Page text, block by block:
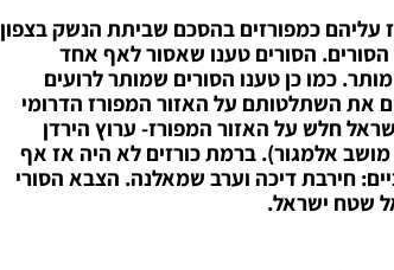
כמפורזים בהסכם שביתת הנשק בצפון
הסורים טענו שאסור לאף אחד
כמו כן טענו הסורים שמותר לרועים
וישראל שללה זאת מכל וכל. באפריל 1951 השלימו הסורים את השתלטותם על האזור המפורז הדרומי
חלש על האזור המפורז- ערוץ הירדן
אלמגור). ברמת כורזים לא היה אז אף
חירבת דיכה וערב שמאלנה. הצבא הסורי
שטח ישראל.